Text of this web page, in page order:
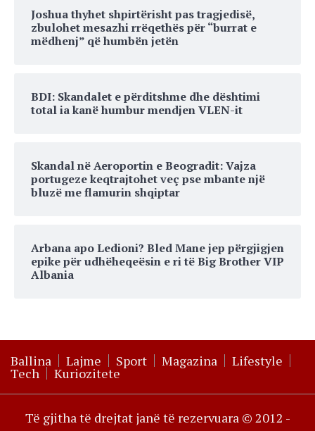
Joshua thyhet shpirtërisht pas tragjedisë,
zbulohet mesazhi rrëqethës për “burrat e
mëdhenj” që humbën jetën
BDI: Skandalet e përditshme dhe dështimi
total ia kanë humbur mendjen VLEN-it
Skandal në Aeroportin e Beogradit: Vajza
portugeze keqtrajtohet veç pse mbante një
bluzë me flamurin shqiptar
Arbana apo Ledioni? Bled Mane jep përgjigjen
epike për udhëheqeësin e ri të Big Brother VIP
Albania
Ballina Lajme Sport Magazina Lifestyle
Tech Kuriozitete
Të gjitha të drejtat janë të rezervuara © 2012 -